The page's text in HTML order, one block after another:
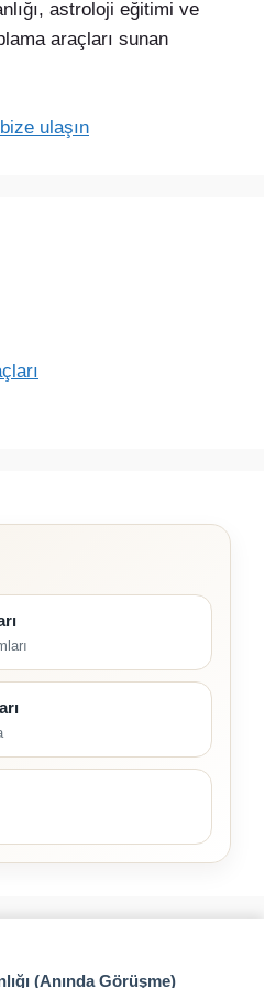
astroloji eğitimi ve
araçları sunan
ulaşın
(Anında Görüşme)